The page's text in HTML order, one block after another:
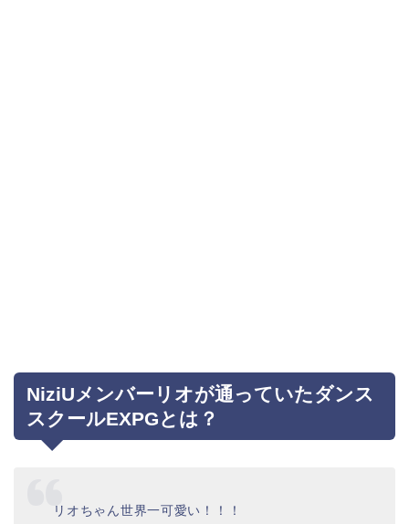
NiziUメンバーリオが通っていたダンス
スクールEXPGとは？
リオちゃん世界一可愛い！！！